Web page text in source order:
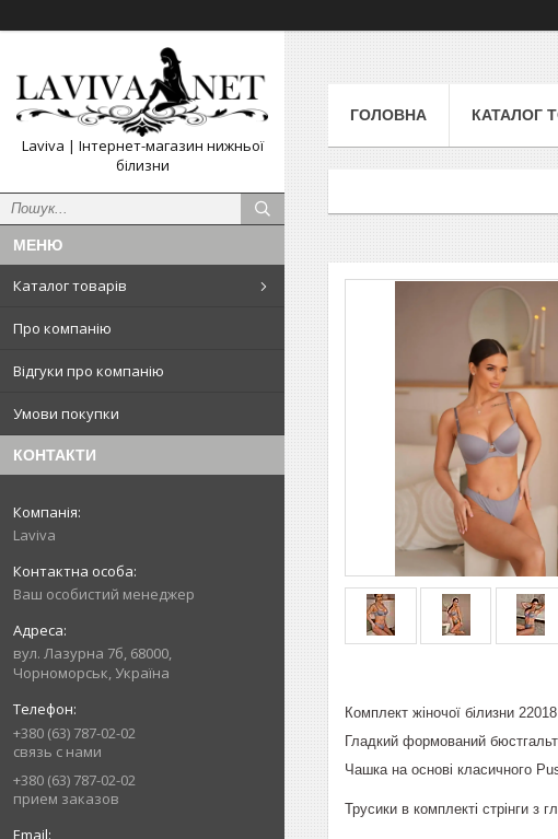
Laviva | Інтернет-магазин нижньої
білизни
Каталог товарів
Про компанію
Відгуки про компанію
Умови покупки
КОНТАКТИ
Laviva
Ваш особистий менеджер
вул. Лазурна 7б, 68000,
Чорноморськ, Україна
+380 (63) 787-02-02
связь с нами
+380 (63) 787-02-02
прием заказов
ГОЛОВНА КАТАЛОГ
Комплект жіночої білизни 22018
Гладкий формований
Чашка на основі класичного
Трусики в комплекті стрінги з